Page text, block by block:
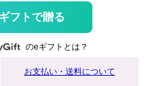
フトで贈る
のeギフトとは？
お支払い・送料について